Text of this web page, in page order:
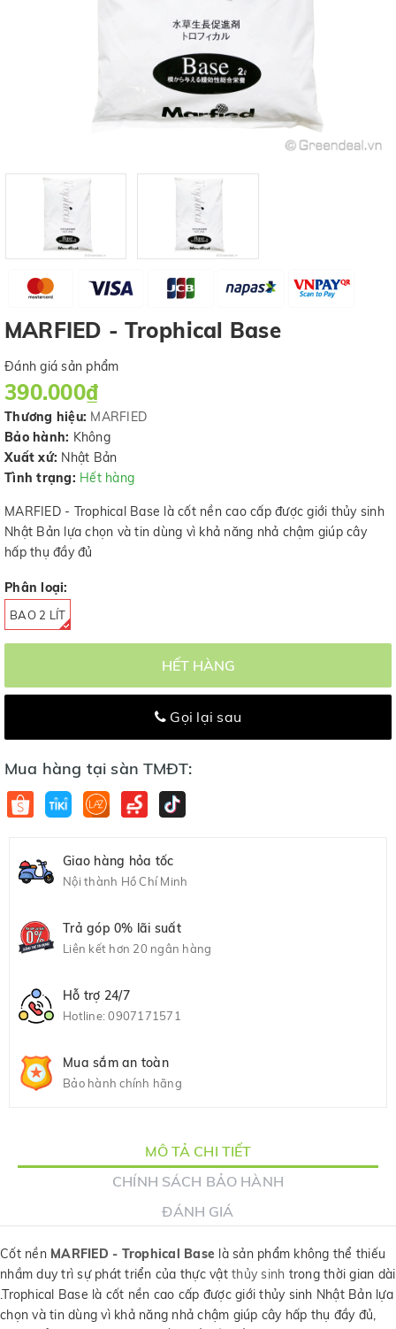
MARFIED - Trophical Base
Đánh giá sản phẩm
390.000₫
Thương hiệu: MARFIED
Bảo hành: Không
Xuất xứ: Nhật Bản
Tình trạng: Hết hàng
MARFIED - Trophical Base là cốt nền cao cấp được giới thủy sinh
Nhật Bản lựa chọn và tin dùng vì khả năng nhả chậm giúp cây
hấp thụ đầy đủ
Phân loại:
BAO 2 LÍT
HẾT HÀNG
Gọi lại sau
Mua hàng tại sàn TMĐT:
Giao hàng hỏa tốc
Nội thành Hồ Chí Minh
Trả góp 0% lãi suất
Liên kết hơn 20 ngân hàng
Hỗ trợ 24/7
Hotline:0907171571
Mua sắm an toàn
Bảo hành chính hãng
MÔ TẢ CHI TIẾT
CHÍNH SÁCH BẢO HÀNH
ĐÁNH GIÁ
Cốt nền MARFIED - Trophical Base là sản phẩm không thể thiếu
nhầm duy trì sự phát triển của thực vật thủy sinh trong thời gian dài
.Trophical Base là cốt nền cao cấp được giới thủy sinh Nhật Bản lựa
chọn và tin dùng vì khả năng nhả chậm giúp cây hấp thụ đầy đủ,